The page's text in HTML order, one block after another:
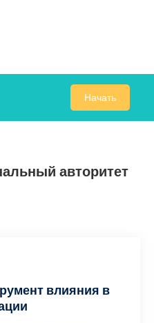
Начать
авторитет
влияния в